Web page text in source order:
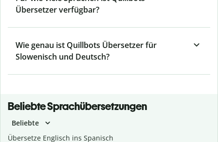
Übersetzer verfügbar?
Wie genau ist Quillbots Übersetzer für
Slowenisch und Deutsch?
Beliebte Sprachübersetzungen
Beliebte
Übersetze Englisch ins Spanisch